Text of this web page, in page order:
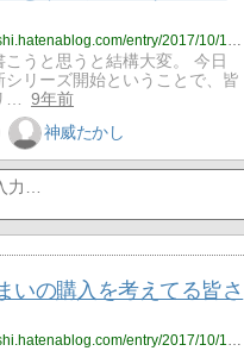
http://kamui-takashi.hatenablog.com/entry/2017/10/18/225428
うと思うと結構大変。 今日
シリーズ開始ということで、皆
…
9年前
神威たかし
いの購入を考えてる皆さ
http://kamui-takashi.hatenablog.com/entry/2017/10/17/214639